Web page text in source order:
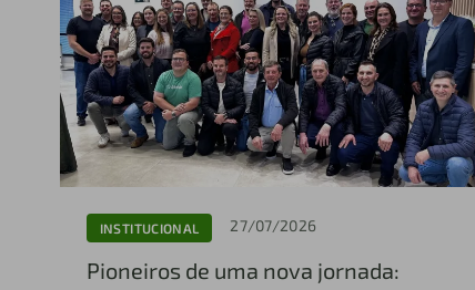
INSTITUCIONAL 27/07/2026
Pioneiros de uma nova jornada: